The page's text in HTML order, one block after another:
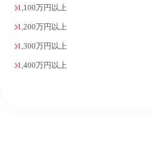
1,100万円以上
1,200万円以上
1,300万円以上
1,400万円以上